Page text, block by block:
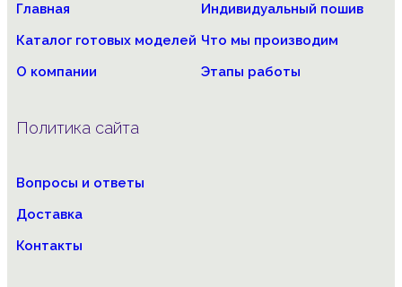
Главная
Каталог готовых моделей
О компании
Индивидуальный пошив
Что мы производим
Этапы работы
Политика сайта
Вопросы и ответы
Доставка
Контакты